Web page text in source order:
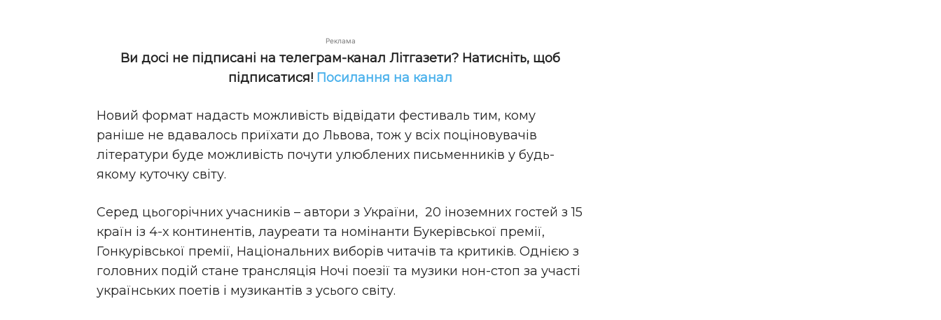
Реклама
Ви досі не підписані на телеграм-канал Літгазети? Натисніть, щоб
підписатися! Посилання на канал
Новий формат надасть можливість відвідати фестиваль тим, кому
раніше не вдавалось приїхати до Львова, тож у всіх поціновувачів
літератури буде можливість почути улюблених письменників у будь-
якому куточку світу.
Серед цьогорічних учасників – автори з України, 20 іноземних гостей з 15
країн із 4-х континентів, лауреати та номінанти Букерівської премії,
Гонкурівської премії, Національних виборів читачів та критиків. Однією з
головних подій стане трансляція Ночі поезії та музики нон-стоп за участі
українських поетів і музикантів з усього світу.